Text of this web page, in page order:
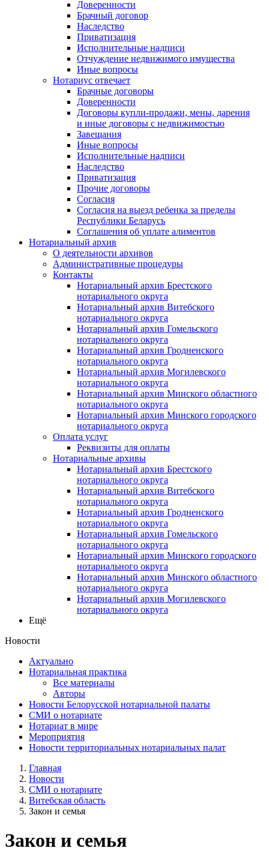
Доверенности
Брачный договор
Наследство
Приватизация
Исполнительные надписи
Отчуждение недвижимого имущества
Иные вопросы
Нотариус отвечает
Брачные договоры
Доверенности
Договоры купли-продажи, мены, дарения
и иные договоры с недвижимостью
Завещания
Иные вопросы
Исполнительные надписи
Наследство
Приватизация
Прочие договоры
Согласия
Согласия на выезд ребенка за пределы
Республики Беларусь
Соглашения об уплате алиментов
Нотариальный архив
О деятельности архивов
Административные процедуры
Контакты
Нотариальный архив Брестского
нотариального округа
Нотариальный архив Витебского
нотариального округа
Нотариальный архив Гомельского
нотариального округа
Нотариальный архив Гродненского
нотариального округа
Нотариальный архив Могилевского
нотариального округа
Нотариальный архив Минского областного
нотариального округа
Нотариальный архив Минского городского
нотариального округа
Оплата услуг
Реквизиты для оплаты
Нотариальные архивы
Нотариальный архив Брестского
нотариального округа
Нотариальный архив Витебского
нотариального округа
Нотариальный архив Гродненского
нотариального округа
Нотариальный архив Гомельского
нотариального округа
Нотариальный архив Минского городского
нотариального округа
Нотариальный архив Минского областного
нотариального округа
Нотариальный архив Могилевского
нотариального округа
Ещё
Новости
Актуально
Нотариальная практика
Все материалы
Авторы
Новости Белорусской нотариальной палаты
СМИ о нотариате
Нотариат в мире
Мероприятия
Новости территориальных нотариальных палат
Главная
Новости
СМИ о нотариате
Витебская область
Закон и семья
Закон и семья